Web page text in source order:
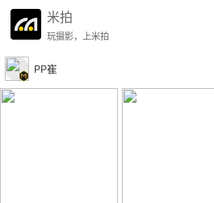
米拍
玩摄影，上米拍
PP崔